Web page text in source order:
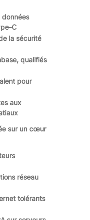
données
C
la sécurité
qualifiés
pour
aux
sur un cœur
réseau
tolérants